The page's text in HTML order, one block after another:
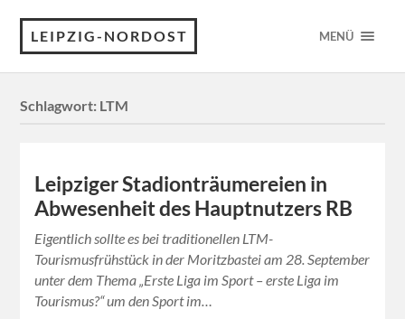
LEIPZIG-NORDOST MENÜ
Schlagwort: LTM
Leipziger Stadionträumereien in
Abwesenheit des Hauptnutzers RB
Eigentlich sollte es bei traditionellen LTM-
Tourismusfrühstück in der Moritzbastei am 28. September
unter dem Thema „Erste Liga im Sport – erste Liga im
Tourismus?“ um den Sport im…